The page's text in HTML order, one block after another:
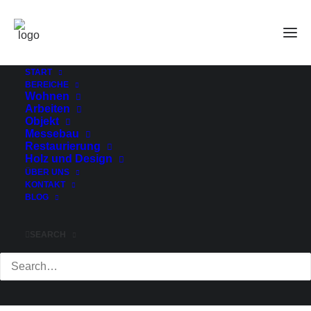
START
BEREICHE
Wohnen
Arbeiten
Objekt
Messebau
Restaurierung
Holz und Design
ÜBER UNS
KONTAKT
BLOG